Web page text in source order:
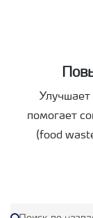
Улучшает
помогает
(food